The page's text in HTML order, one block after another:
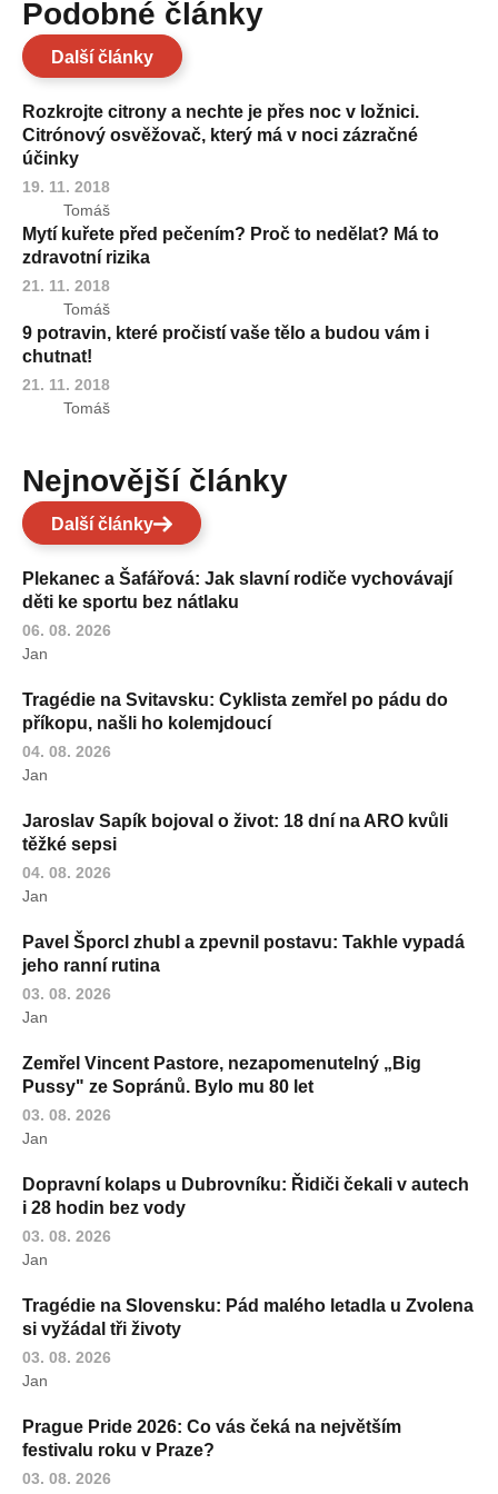
Podobné články
Další články
Rozkrojte citrony a nechte je přes noc v ložnici.
Citrónový osvěžovač, který má v noci zázračné
účinky
19. 11. 2018
Tomáš
Mytí kuřete před pečením? Proč to nedělat? Má to
zdravotní rizika
21. 11. 2018
Tomáš
9 potravin, které pročistí vaše tělo a budou vám i
chutnat!
21. 11. 2018
Tomáš
Nejnovější články
Další články
Plekanec a Šafářová: Jak slavní rodiče vychovávají
děti ke sportu bez nátlaku
06. 08. 2026
Jan
Tragédie na Svitavsku: Cyklista zemřel po pádu do
příkopu, našli ho kolemjdoucí
04. 08. 2026
Jan
Jaroslav Sapík bojoval o život: 18 dní na ARO kvůli
těžké sepsi
04. 08. 2026
Jan
Pavel Šporcl zhubl a zpevnil postavu: Takhle vypadá
jeho ranní rutina
03. 08. 2026
Jan
Zemřel Vincent Pastore, nezapomenutelný „Big
Pussy" ze Sopránů. Bylo mu 80 let
03. 08. 2026
Jan
Dopravní kolaps u Dubrovníku: Řidiči čekali v autech
i 28 hodin bez vody
03. 08. 2026
Jan
Tragédie na Slovensku: Pád malého letadla u Zvolena
si vyžádal tři životy
03. 08. 2026
Jan
Prague Pride 2026: Co vás čeká na největším
festivalu roku v Praze?
03. 08. 2026